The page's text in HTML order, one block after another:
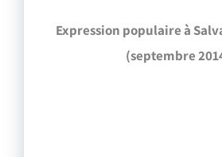
Expression populaire à
(septembre